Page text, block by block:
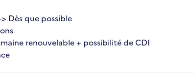
Dès que possible
renouvelable + possibilité de CDI